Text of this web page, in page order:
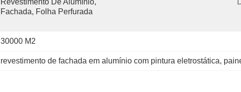
Revestimento De Alumínio,
Fachada, Folha Perfurada
30000 M2
revestimento de fachada em alumínio com pintura eletrostática,